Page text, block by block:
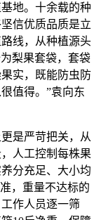
地。十余载的种
信优质品质是立
线，从种植源头
梨果套袋，套袋
实，既能防虫防
值得。”袁向东
是严苛把关，从
人工控制每株果
分充足、大小均
，重量不达标的
作人员逐一筛